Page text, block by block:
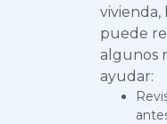
puede
algunos
ayudar: